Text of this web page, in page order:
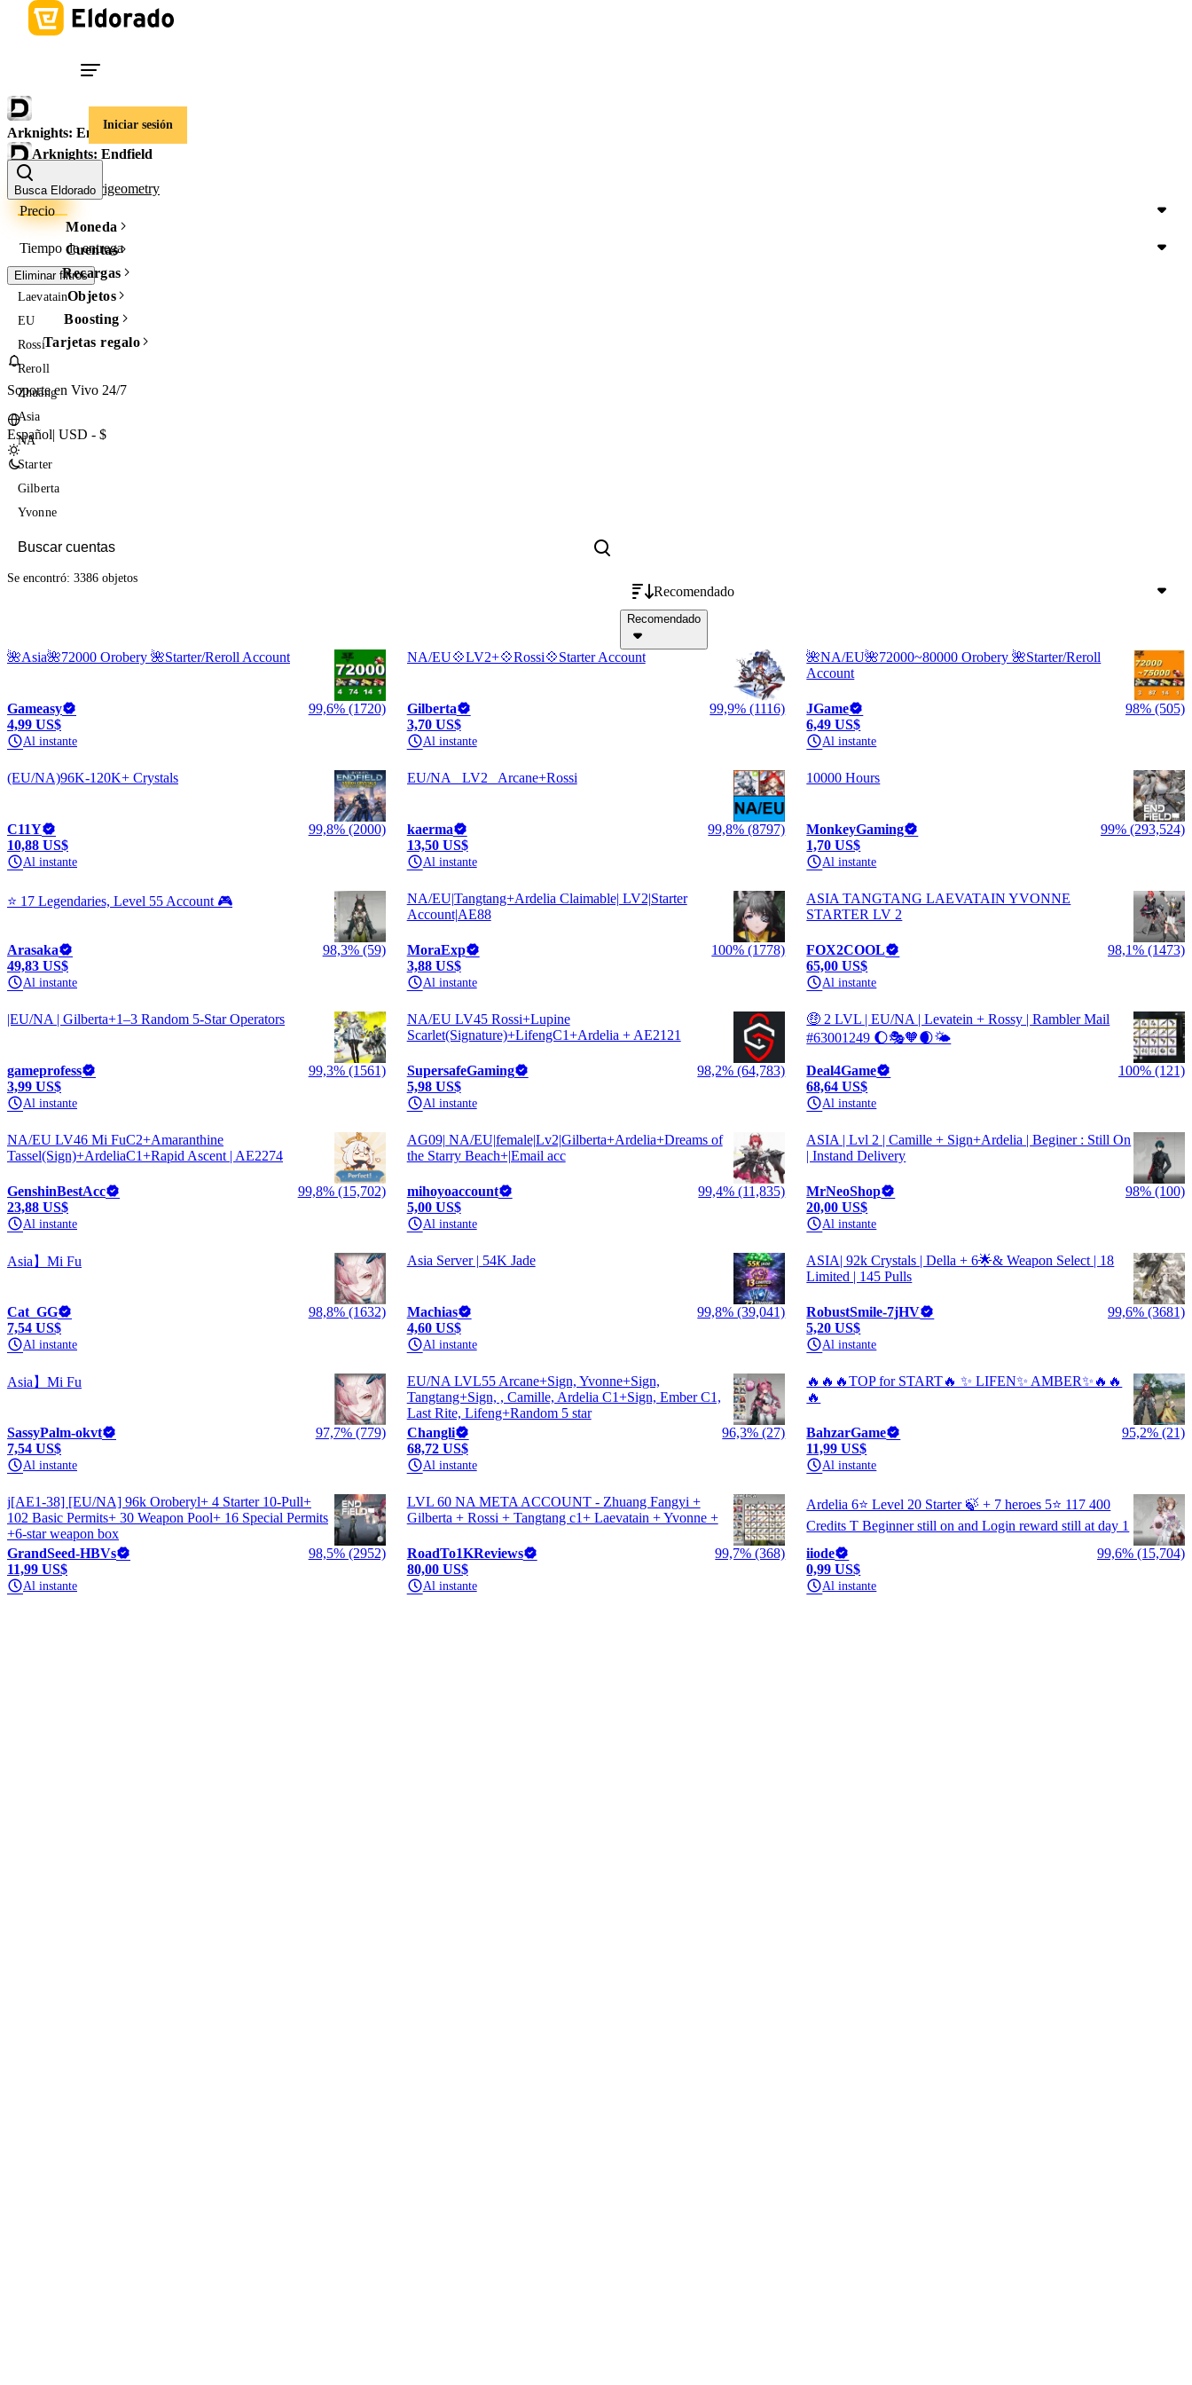
Iniciar sesión
Busca Eldorado
Moneda
Cuentas
Recargas
Objetos
Boosting
Tarjetas regalo
Soporte en Vivo 24/7
Español| USD - $
Arknights: Endfield
Arknights: Endfield
Cuentas
Origeometry
Precio
Tiempo de entrega
Eliminar filtros
Laevatain
EU
Rossi
Reroll
Zhuang
Asia
NA
Starter
Gilberta
Yvonne
Recomendado
Recomendado
Se encontró: 3386 objetos
🌺Asia🌺72000 Orobery 🌺Starter/Reroll Account
Gameasy
99,6% (1720)
4,99 US$
Al instante
NA/EU💠LV2+💠Rossi💠Starter Account
Gilberta
99,9% (1116)
3,70 US$
Al instante
🌺NA/EU🌺72000~80000 Orobery 🌺Starter/Reroll
Account
JGame
98% (505)
6,49 US$
Al instante
(EU/NA)96K-120K+ Crystals
C11Y
99,8% (2000)
10,88 US$
Al instante
EU/NA_ LV2_ Arcane+Rossi
kaerma
99,8% (8797)
13,50 US$
Al instante
10000 Hours
MonkeyGaming
99% (293,524)
1,70 US$
Al instante
⭐ 17 Legendaries, Level 55 Account 🎮
Arasaka
98,3% (59)
49,83 US$
Al instante
NA/EU|Tangtang+Ardelia Claimable| LV2|Starter
Account|AE88
MoraExp
100% (1778)
3,88 US$
Al instante
ASIA TANGTANG LAEVATAIN YVONNE
STARTER LV 2
FOX2COOL
98,1% (1473)
65,00 US$
Al instante
|EU/NA | Gilberta+1–3 Random 5-Star Operators
gameprofess
99,3% (1561)
3,99 US$
Al instante
NA/EU LV45 Rossi+Lupine
Scarlet(Signature)+LifengC1+Ardelia + AE2121
SupersafeGaming
98,2% (64,783)
5,98 US$
Al instante
🤑 2 LVL | EU/NA | Levatein + Rossy | Rambler Mail
#63001249 🌔🎭🧡🌒🌤️
Deal4Game
100% (121)
68,64 US$
Al instante
NA/EU LV46 Mi FuC2+Amaranthine
Tassel(Sign)+ArdeliaC1+Rapid Ascent | AE2274
GenshinBestAcc
99,8% (15,702)
23,88 US$
Al instante
AG09| NA/EU|female|Lv2|Gilberta+Ardelia+Dreams of
the Starry Beach+|Email acc
mihoyoaccount
99,4% (11,835)
5,00 US$
Al instante
ASIA | Lvl 2 | Camille + Sign+Ardelia | Beginer : Still On
| Instand Delivery
MrNeoShop
98% (100)
20,00 US$
Al instante
Asia】Mi Fu
Cat_GG
98,8% (1632)
7,54 US$
Al instante
Asia Server | 54K Jade
Machias
99,8% (39,041)
4,60 US$
Al instante
ASIA| 92k Crystals | Della + 6🌟& Weapon Select | 18
Limited | 145 Pulls
RobustSmile-7jHV
99,6% (3681)
5,20 US$
Al instante
Asia】Mi Fu
SassyPalm-okvt
97,7% (779)
7,54 US$
Al instante
EU/NA LVL55 Arcane+Sign, Yvonne+Sign,
Tangtang+Sign, , Camille, Ardelia C1+Sign, Ember C1,
Last Rite, Lifeng+Random 5 star
Changli
96,3% (27)
68,72 US$
Al instante
🔥🔥🔥TOP for START🔥 ✨ LIFEN✨ AMBER✨🔥🔥
🔥
BahzarGame
95,2% (21)
11,99 US$
Al instante
j[AE1-38] [EU/NA] 96k Oroberyl+ 4 Starter 10‑Pull+
102 Basic Permits+ 30 Weapon Pool+ 16 Special Permits
+6-star weapon box
GrandSeed-HBVs
98,5% (2952)
11,99 US$
Al instante
LVL 60 NA META ACCOUNT - Zhuang Fangyi +
Gilberta + Rossi + Tangtang c1+ Laevatain + Yvonne +
RoadTo1KReviews
99,7% (368)
80,00 US$
Al instante
Ardelia 6⭐ Level 20 Starter 🍃 + 7 heroes 5⭐ 117 400
Credits T Beginner still on and Login reward still at day 1
iiode
99,6% (15,704)
0,99 US$
Al instante